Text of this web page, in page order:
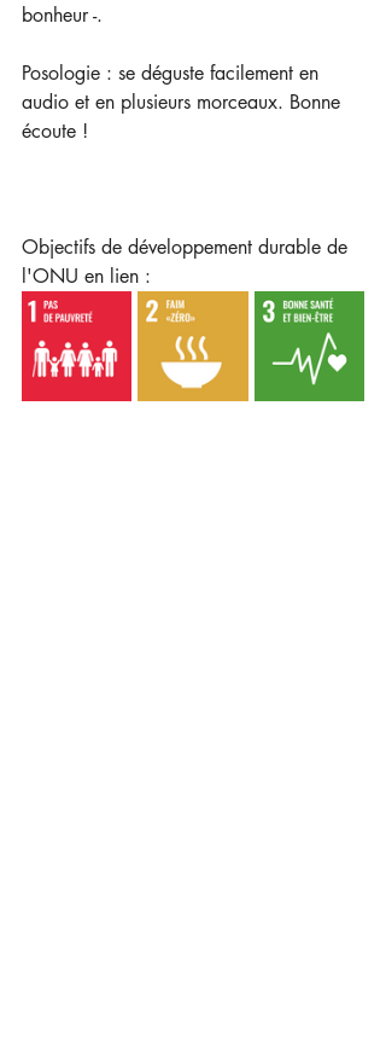
bonheur -.
Posologie : se déguste facilement en
audio et en plusieurs morceaux. Bonne
écoute !
Objectifs de développement durable de
l'ONU en lien :